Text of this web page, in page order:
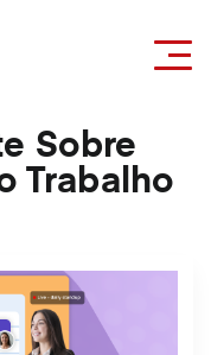
Gratuito
Sobre
Trabalho